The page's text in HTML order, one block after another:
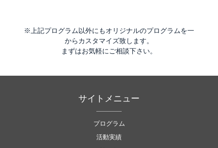
※上記プログラム以外にもオリジナルのプログラムを一
からカスタマイズ致します。
まずはお気軽にご相談下さい。
サイトメニュー
プログラム
活動実績